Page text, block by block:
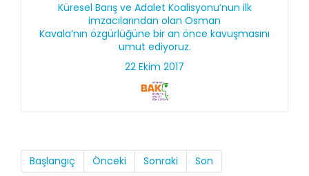
Küresel Barış ve Adalet Koalisyonu’nun ilk
imzacılarından olan Osman
Kavala’nın özgürlüğüne bir an önce kavuşmasını
umut ediyoruz.
22 Ekim 2017
Başlangıç Önceki Sonraki Son